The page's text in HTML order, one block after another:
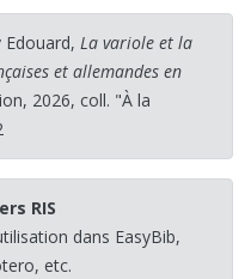
Edouard, La variole et la
et allemandes en
2026, coll. "À la
RIS
dans EasyBib,
etc.